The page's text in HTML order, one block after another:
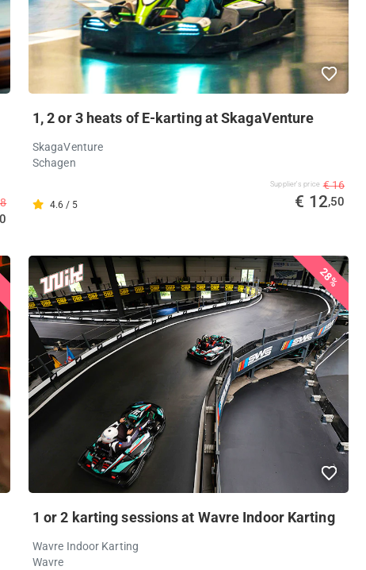
1, 2 or 3 heats of E-karting at SkagaVenture
SkagaVenture
Schagen
4.6 / 5
Supplier's price € 16
€ 12,50
28%
1 or 2 karting sessions at Wavre Indoor Karting
Wavre Indoor Karting
Wavre